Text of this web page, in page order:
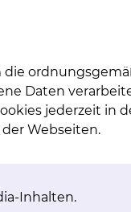
Daten
jederzeit in
Webseiten.
Inhalten.